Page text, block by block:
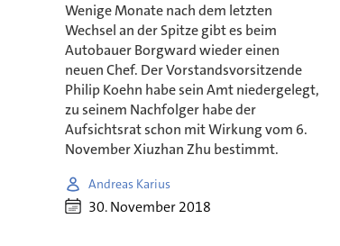
Wenige Monate nach dem letzten
Wechsel an der Spitze gibt es beim
Autobauer Borgward wieder einen
neuen Chef. Der Vorstandsvorsitzende
Philip Koehn habe sein Amt niedergelegt,
zu seinem Nachfolger habe der
Aufsichtsrat schon mit Wirkung vom 6.
November Xiuzhan Zhu bestimmt.
Andreas Karius
30. November 2018